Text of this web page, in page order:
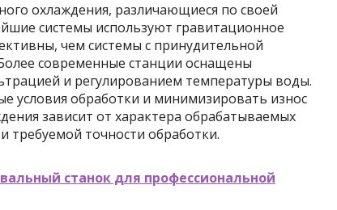
охлаждения, различающиеся по своей
системы используют гравитационное
чем системы с принудительной
современные станции оснащены
и регулированием температуры воды.
условия обработки и минимизировать износ
зависит от характера обрабатываемых
требуемой точности обработки.
станок для профессиональной